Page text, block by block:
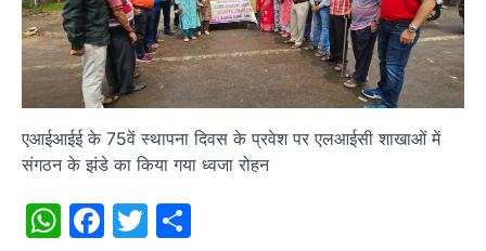
एआईआईई के 75वें स्थापना दिवस के प्रवेश पर एलआईसी शाखाओं में
संगठन के झंडे का किया गया ध्वजा रोहन
WhatsApp
Facebook
Twitter